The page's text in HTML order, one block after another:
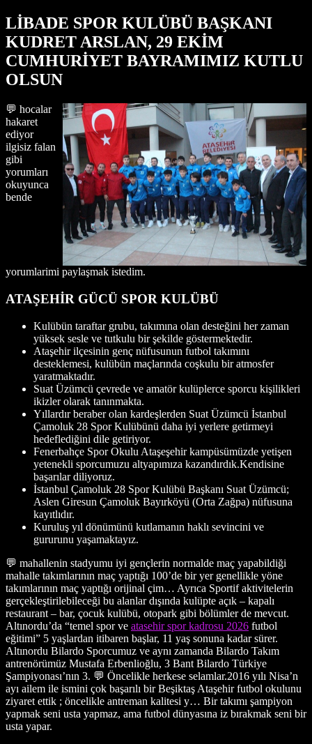
LİBADE SPOR KULÜBÜ BAŞKANI
KUDRET ARSLAN, 29 EKİM
CUMHURİYET BAYRAMIMIZ KUTLU
OLSUN
💬 hocalar
hakaret
ediyor
ilgisiz falan
gibi
yorumları
okuyunca
bende
yorumlarimi paylaşmak istedim.
ATAŞEHİR GÜCÜ SPOR KULÜBÜ
Kulübün taraftar grubu, takımına olan desteğini her zaman
yüksek sesle ve tutkulu bir şekilde göstermektedir.
Ataşehir ilçesinin genç nüfusunun futbol takımını
desteklemesi, kulübün maçlarında coşkulu bir atmosfer
yaratmaktadır.
Suat Üzümcü çevrede ve amatör kulüplerce sporcu kişilikleri
ikizler olarak tanınmakta.
Yıllardır beraber olan kardeşlerden Suat Üzümcü İstanbul
Çamoluk 28 Spor Kulübünü daha iyi yerlere getirmeyi
hedeflediğini dile getiriyor.
Fenerbahçe Spor Okulu Ataşeşehir kampüsümüzde yetişen
yetenekli sporcumuzu altyapımıza kazandırdık.Kendisine
başarılar diliyoruz.
İstanbul Çamoluk 28 Spor Kulübü Başkanı Suat Üzümcü;
Aslen Giresun Çamoluk Bayırköyü (Orta Zağpa) nüfusuna
kayıtlıdır.
Kuruluş yıl dönümünü kutlamanın haklı sevincini ve
gururunu yaşamaktayız.
💬 mahallenin stadyumu iyi gençlerin normalde maç yapabildiği
mahalle takımlarının maç yaptığı 100’de bir yer genellikle yöne
takımlarının maç yaptığı orijinal çim… Ayrıca Sportif aktivitelerin
gerçekleştirilebileceği bu alanlar dışında kulüpte açık – kapalı
restaurant – bar, çocuk kulübü, otopark gibi bölümler de mevcut.
Altınordu’da “temel spor ve atasehir spor kadrosu 2026 futbol
eğitimi” 5 yaşlardan itibaren başlar, 11 yaş sonuna kadar sürer.
Altınordu Bilardo Sporcumuz ve aynı zamanda Bilardo Takım
antrenörümüz Mustafa Erbenlioğlu, 3 Bant Bilardo Türkiye
Şampiyonası’nın 3. 💬 Öncelikle herkese selamlar.2016 yılı Nisa’n
ayı ailem ile ismini çok başarılı bir Beşiktaş Ataşehir futbol okulunu
ziyaret ettik ; öncelikle antreman kalitesi y… Bir takımı şampiyon
yapmak seni usta yapmaz, ama futbol dünyasına iz bırakmak seni bir
usta yapar.